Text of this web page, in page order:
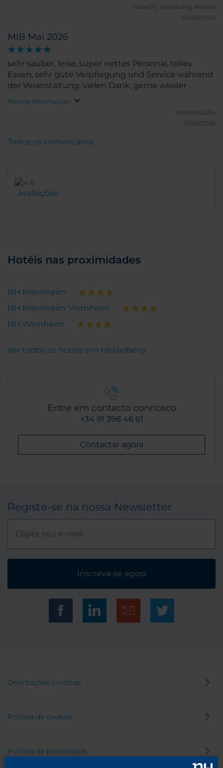
Innenansichten und Grundrisse auf den Websiten
zwar ausreichend grosser, aber doch ohne Nische
etc. oder Abtrennung zusammenhöngender Raum
war und mit 2 angehenden Teenagern wäre es im
Nachhinein wohl so gewesen das wir etwas anders
gebucht hätten... Waren schon überrascht das nur
Bildern und der Auskunft über das Zimmer nicht so
rüber, da auch noch andere Familien da waren, die
ähnlich dachten, wäre hier ein Hinweis sicher gut..
Sonst am Ende mehr als zufrieden...
tobas76. Vorarlberg, Áustria
05/06/2026
MIB Mai 2026
sehr sauber, leise, super nettes Personal, tolles
Essen, sehr gute Verpflegung und Service während
der Veranstaltung. vielen Dank, gerne wieder
Mostrar informações
bhelena2026.
01/06/2026
avaliações
Todos os comentários
Hotéis nas proximidades
NH Mannheim
NH Mannheim Viernheim
NH Weinheim
Ver todos os hotéis em Heidelberg
Entre em contacto connosco
+34 91 398 46 61
Contactar agora
Registe-se na nossa Newsletter
Inscreva-se agora
Orientações jurídicas
Política de cookies
Política de privacidade